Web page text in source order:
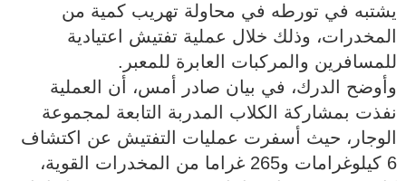
يشتبه في تورطه في محاولة تهريب كمية من
المخدرات، وذلك خلال عملية تفتيش اعتيادية
للمسافرين والمركبات العابرة للمعبر.
وأوضح الدرك، في بيان صادر أمس، أن العملية
نفذت بمشاركة الكلاب المدربة التابعة لمجموعة
الوجار، حيث أسفرت عمليات التفتيش عن اكتشاف
6 كيلوغرامات و265 غراما من المخدرات القوية،